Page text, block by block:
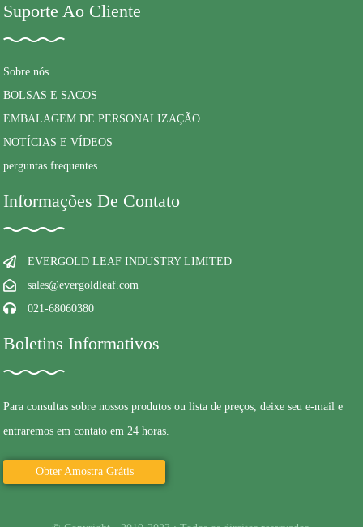
Suporte Ao Cliente
Sobre nós
BOLSAS E SACOS
EMBALAGEM DE PERSONALIZAÇÃO
NOTÍCIAS E VÍDEOS
perguntas frequentes
Informações De Contato
EVERGOLD LEAF INDUSTRY LIMITED
sales@evergoldleaf.com
021-68060380
Boletins Informativos
Para consultas sobre nossos produtos ou lista de preços, deixe seu e-mail e
entraremos em contato em 24 horas.
Obter Amostra Grátis